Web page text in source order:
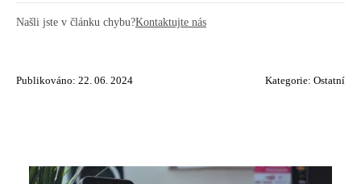
Našli jste v článku chybu?Kontaktujte nás
Publikováno: 22. 06. 2024 Kategorie: Ostatní